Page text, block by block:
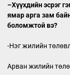
–Хүүхдийнэсрэг
ямар арга зам
боломжтой вэ?
-Нэг жилийн
Арван жилийн